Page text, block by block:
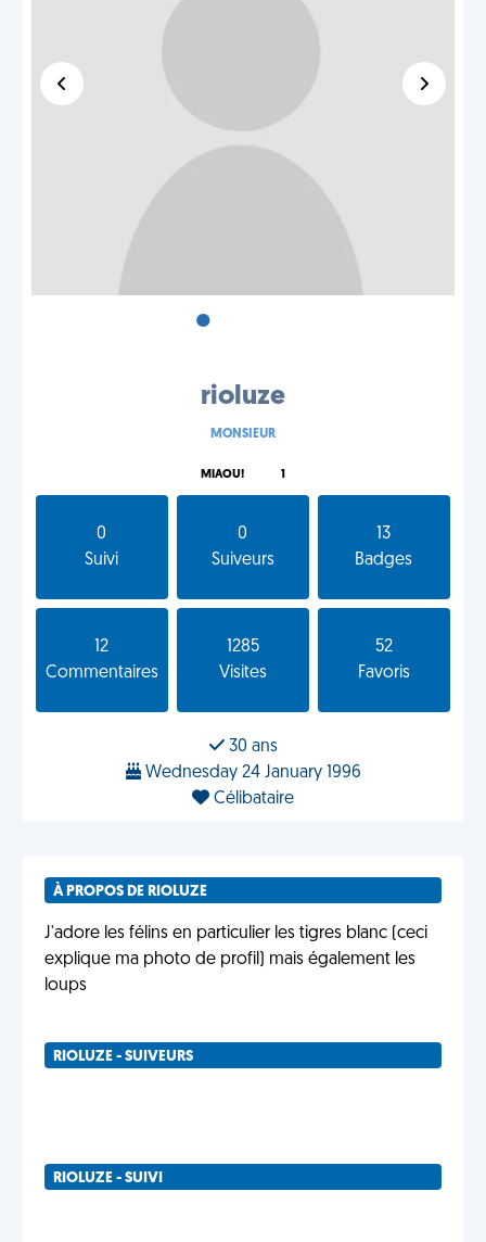
•
rioluze
MONSIEUR
MIAOU! 1
0
Suivi
0
Suiveurs
13
Badges
12
Commentaires
1285
Visites
52
Favoris
30 ans
Wednesday 24 January 1996
Célibataire
À PROPOS DE RIOLUZE
J'adore les félins en particulier les tigres blanc (ceci
explique ma photo de profil) mais également les
loups
RIOLUZE - SUIVEURS
RIOLUZE - SUIVI